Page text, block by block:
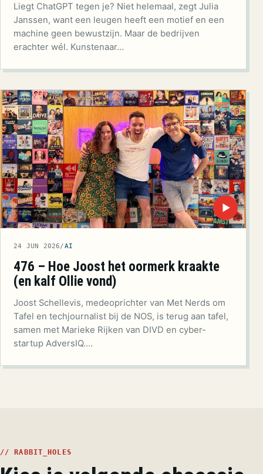
Liegt ChatGPT tegen je? Niet helemaal, zegt Julia
Janssen, want een leugen heeft een motief en een
machine geen bewustzijn. Maar de bedrijven
erachter wél. Kunstenaar…
▶
24 JUN 2026/AI
476 – Hoe Joost het oormerk kraakte
(en kalf Ollie vond)
Joost Schellevis, medeoprichter van Met Nerds om
Tafel en techjournalist bij de NOS, is terug aan tafel,
samen met Marieke Rijken van DIVD en cyber-
startup AdversIQ.…
// RABBIT_HOLES